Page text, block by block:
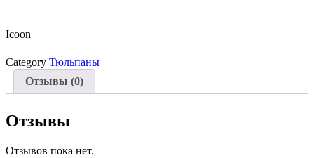
Icoon
Category Тюльпаны
Отзывы (0)
Отзывы
Отзывов пока нет.